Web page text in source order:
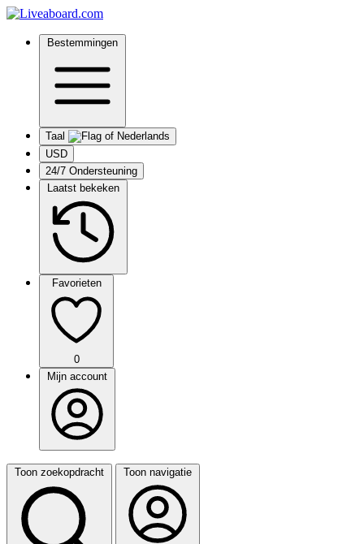
Bestemmingen
Taal
USD
24/7 Ondersteuning
Laatst bekeken
Favorieten
0
Mijn account
Toon zoekopdracht Toon navigatie